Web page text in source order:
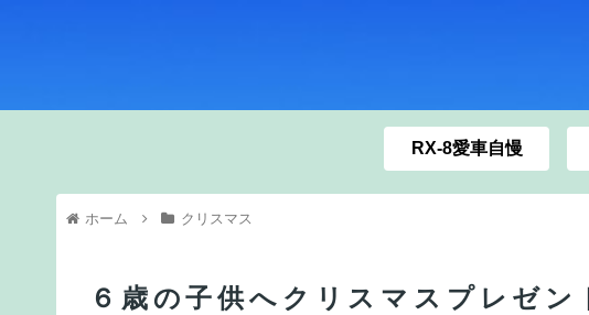
RX-8愛車自慢
ホーム クリスマス
６歳の子供へクリスマスプレゼ